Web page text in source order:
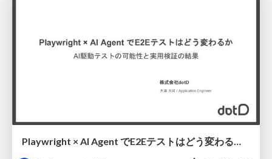
Playwright × AI Agent でE2Eテストはどう変わるか AI駆動テストの可能性と実用検証の結果 _0721